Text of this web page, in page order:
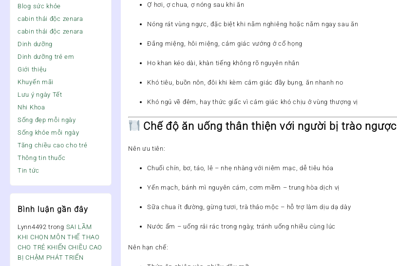
Blog sức khỏe
cabin thải độc zenara
cabin thải độc zenara
Dinh dưỡng
Dinh dưỡng trẻ em
Giới thiệu
Khuyến mãi
Lưu ý ngày Tết
Nhi Khoa
Sống đẹp mỗi ngày
Sống khỏe mỗi ngày
Tăng chiều cao cho trẻ
Thông tin thuốc
Tin tức
Bình luận gần đây
Lynn4492 trong SAI LẦM
KHI CHỌN MÔN THỂ THAO
CHO TRẺ KHIẾN CHIỀU CAO
BỊ CHẬM PHÁT TRIỂN
Ợ hơi, ợ chua, ợ nóng sau khi ăn
Nóng rát vùng ngực , đặc biệt khi nằm nghiêng hoặc nằm ngay sau ăn
Đắng miệng, hôi miệng , cảm giác vướng ở cổ họng
Ho khan kéo dài , khàn tiếng không rõ nguyên nhân
Khó tiêu, buồn nôn , đôi khi kèm cảm giác đầy bụng, ăn nhanh no
Khó ngủ về đêm , hay thức giấc vì cảm giác khó chịu ở vùng thượng vị
Chế độ ăn uống thân thiện với người bị trào ngược
Nên ưu tiên:
Chuối chín, bơ, táo, lê – nhẹ nhàng với niêm mạc, dễ tiêu hóa
Yến mạch, bánh mì nguyên cám, cơm mềm – trung hòa dịch vị
Sữa chua ít đường, gừng tươi , trà thảo mộc – hỗ trợ làm dịu dạ dày
Nước ấm – uống rải rác trong ngày, tránh uống nhiều cùng lúc
Nên hạn chế: